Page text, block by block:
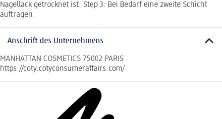
Nagellack getrocknet ist. Step 3: Bei Bedarf eine zweite Schicht
auftragen.
Anschrift des Unternehmens
MANHATTAN COSMETICS 75002 PARIS
https://coty.cotyconsumeraffairs.com/